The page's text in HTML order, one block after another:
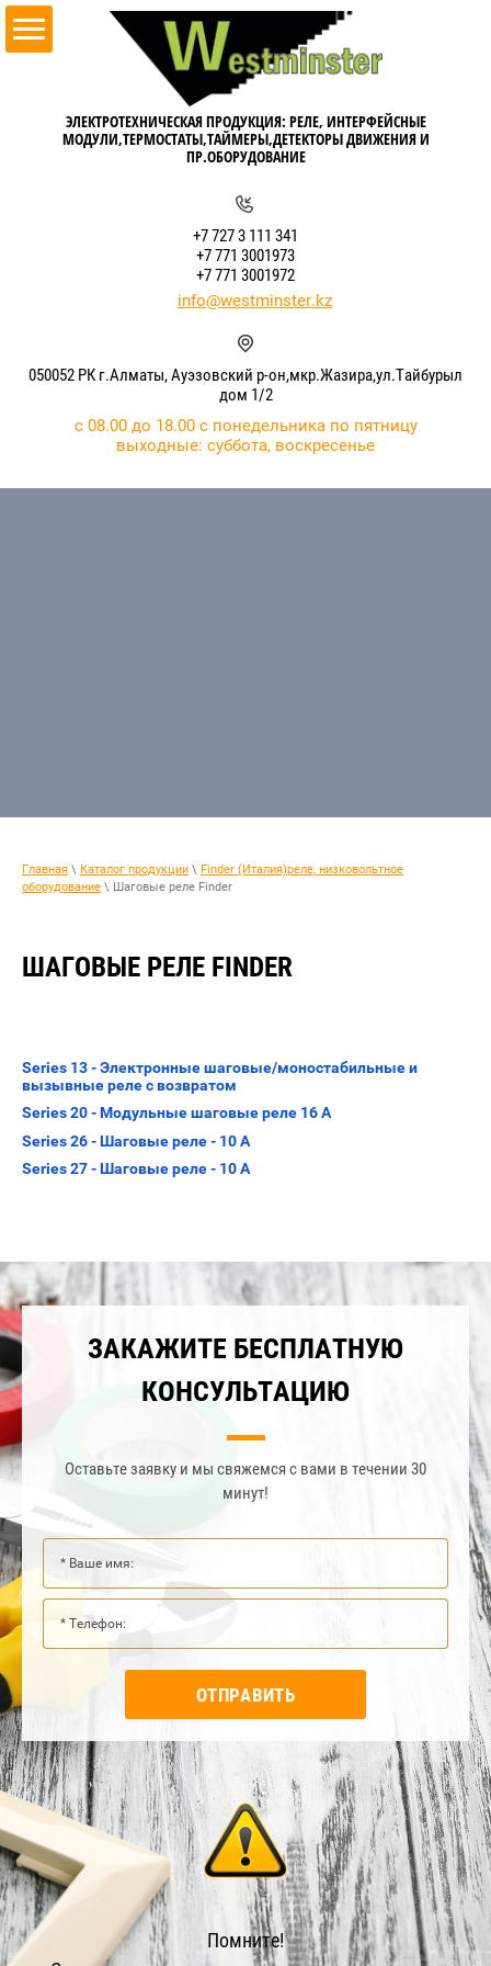
ЭЛЕКТРОТЕХНИЧЕСКАЯ ПРОДУКЦИЯ: РЕЛЕ, ИНТЕРФЕЙСНЫЕ
МОДУЛИ,ТЕРМОСТАТЫ,ТАЙМЕРЫ,ДЕТЕКТОРЫ ДВИЖЕНИЯ И
ПР.ОБОРУДОВАНИЕ
+7 727 3 111 341
+7 771 3001973
+7 771 3001972
info@westminster.kz
050052 РК г.Алматы, Ауэзовский р-он,мкр.Жазира,ул.Тайбурыл
дом 1/2
с 08.00 до 18.00 с понедельника по пятницу
выходные: суббота, воскресенье
Главная \ Каталог продукции \ Finder (Италия)реле, низковольтное
оборудование \ Шаговые реле Finder
ШАГОВЫЕ РЕЛЕ FINDER
Series 13 - Электронные шаговые/моностабильные и
вызывные реле с возвратом
Series 20 - Модульные шаговые реле 16 А
Series 26 - Шаговые реле - 10 А
Series 27 - Шаговые реле - 10 А
ЗАКАЖИТЕ БЕСПЛАТНУЮ
КОНСУЛЬТАЦИЮ
Оставьте заявку и мы свяжемся с вами в течении 30
минут!
ОТПРАВИТЬ
Помните!